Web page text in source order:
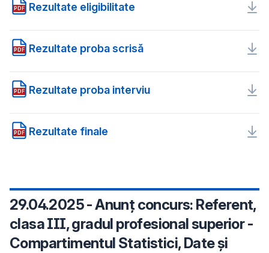
PDF Rezultate eligibilitate
PDF Rezultate proba scrisă
PDF Rezultate proba interviu
PDF Rezultate finale
29.04.2025 - Anunț concurs: Referent,
clasa III, gradul profesional superior -
Compartimentul Statistici, Date și